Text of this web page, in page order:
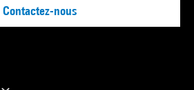
Contactez-nous